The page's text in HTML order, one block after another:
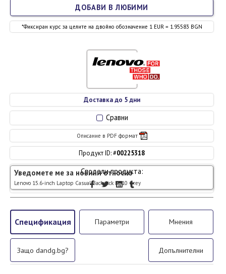
Сравни
Описание в PDF формат
Продукт ID: #00225318
Сподели продукта:
Доставка до 5 дни
*Фиксиран курс за целите на двойно обозначение 1 EUR = 1.95583 BGN
ДОБАВИ В ЛЮБИМИ
Уведомете ме за новини относно
Lenovo 15.6-inch Laptop Casual Backpack B210 Grey
Спецификация Параметри Мнения
Защо dandg.bg? Допълнителни